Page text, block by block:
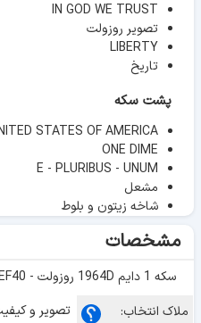
IN GOD WE TRUST
تصویر روزولت
LIBERTY
تاریخ
پشت سکه
STATES OF AMERICA
ONE DIME
E - PLURIBUS - UNUM
مشعل
شاخه زیتون و بلوط
مشخصات
سکه 1 دایم 1964D روزولت - EF40 - آمریکا
ملاک انتخاب:
تصویر و